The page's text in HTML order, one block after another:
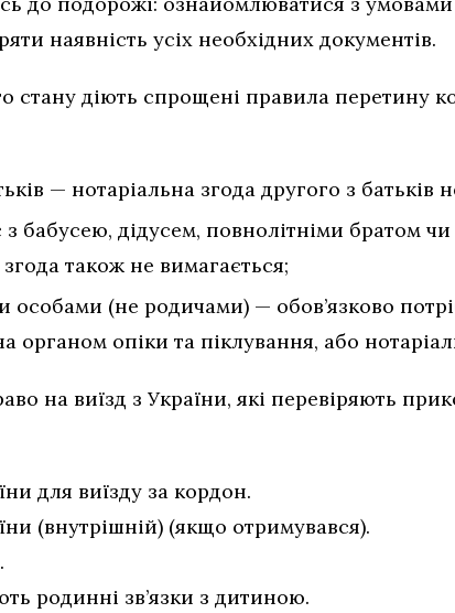
наявність усіх необхідних документів.
стану діють спрощені правила перетину
— нотаріальна згода другого з батьків
бабусею, дідусем, повнолітніми братом
також не вимагається;
особами (не родичами) — обов’язково
органом опіки та піклування, або
на виїзд з України, які перевіряють
для виїзду за кордон.
(внутрішній) (якщо отримувався).
родинні зв’язки з дитиною.